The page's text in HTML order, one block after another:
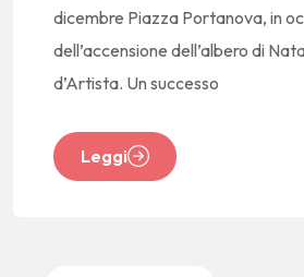
dicembre Piazza Portanova, in
dell’accensione dell’albero di
d’Artista. Un successo
Leggi